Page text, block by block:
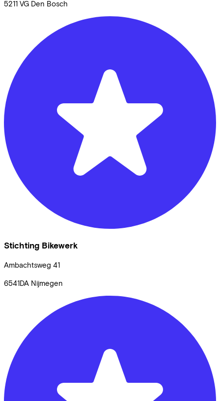
5211 VG Den Bosch
Stichting Bikewerk
Ambachtsweg 41
6541DA Nijmegen